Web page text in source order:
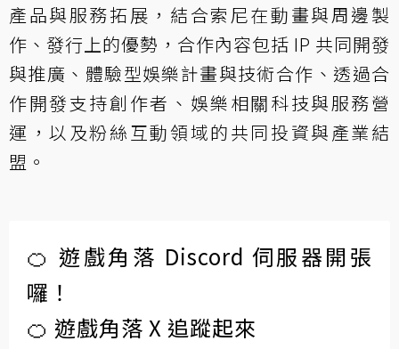
產品與服務拓展，結合索尼在動畫與周邊製
作、發行上的優勢，合作內容包括 IP 共同開發
與推廣、體驗型娛樂計畫與技術合作、透過合
作開發支持創作者、娛樂相關科技與服務營
運，以及粉絲互動領域的共同投資與產業結
盟。
🍊 遊戲角落 Discord 伺服器開張
囉！
🍊 遊戲角落 X 追蹤起來